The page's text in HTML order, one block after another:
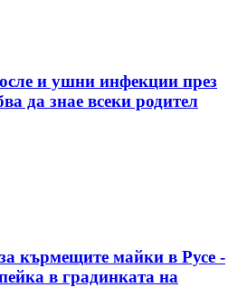
и ушни инфекции през
да знае всеки родител
кърмещите майки в Русе -
в градинката на